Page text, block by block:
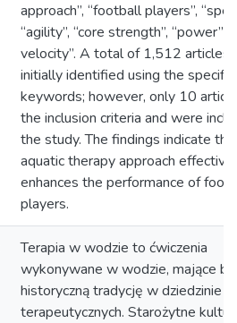
approach”, “football players”,
“agility”, “core strength”, “power”
velocity”. A total of 1,512 articles
initially identified using the
keywords; however, only 10
the inclusion criteria and were
the study. The findings indicate
aquatic therapy approach
enhances the performance of
players.
Terapia w wodzie to ćwiczenia
wykonywane w wodzie, mające
historyczną tradycję w dziedzinie
terapeutycznych. Starożytne